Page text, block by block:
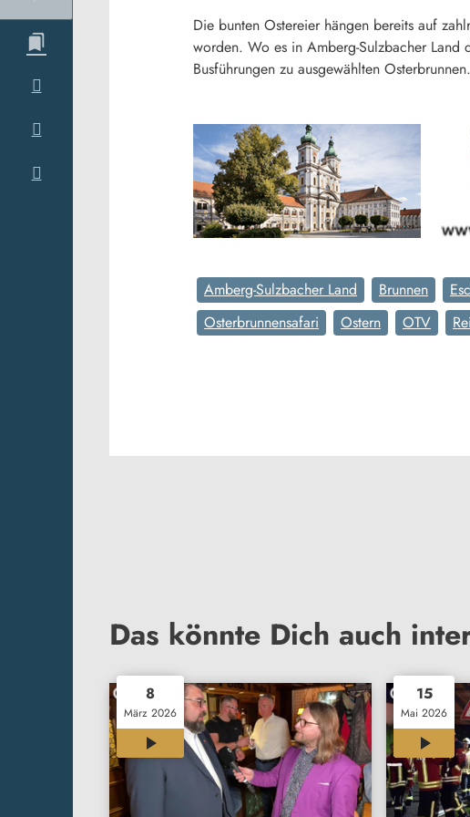
Die bunten Ostereier hängen bereits auf
worden. Wo es in Amberg-Sulzbacher Land
Busführungen zu ausgewählten
Amberg-Sulzbacher Land Brunnen
Osterbrunnensafari
Ostern OTV
Das könnte Dich auch
8
März 2026
15
Mai 2026
00:30